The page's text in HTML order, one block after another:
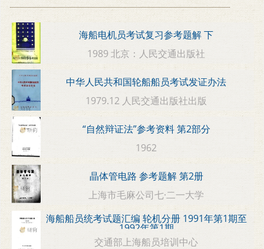
海船电机员考试复习参考题解 下
1989 北京：人民交通出版社
中华人民共和国轮船船员考试发证办法
1979.12 人民交通出版社出版
“自然辩证法”参考资料 第2部分
1962
晶体管电路 参考题解 第2册
上海市毛麻公司七·二一大学
海船船员统考试题汇编 轮机分册 1991年第1期至
1992年第1期
交通部上海船员培训中心